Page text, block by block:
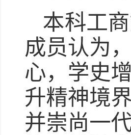
本科工
成员认为
心，学史
升精神境
并崇尚一